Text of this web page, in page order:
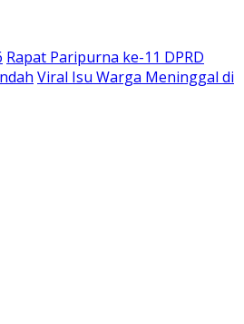
Rapat Paripurna ke-11 DPRD
Viral Isu Warga Meninggal di